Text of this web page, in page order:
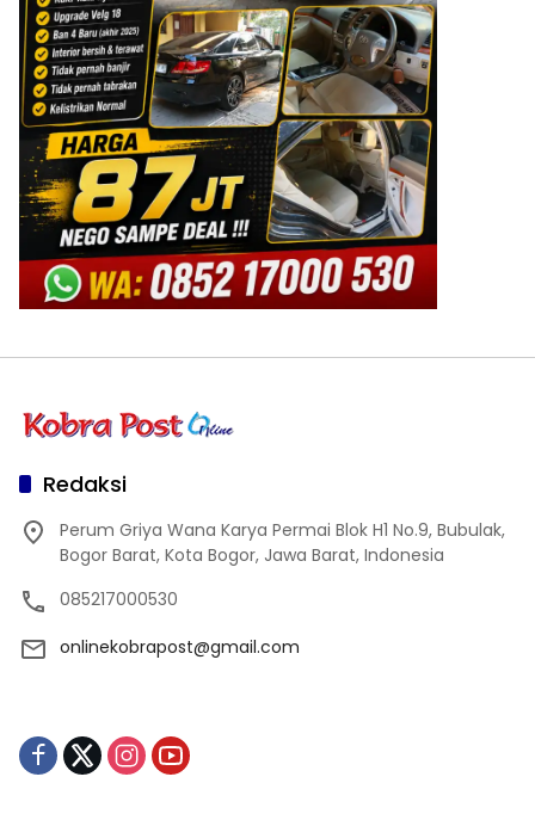
Redaksi
Perum Griya Wana Karya Permai Blok H1 No.9, Bubulak,
Bogor Barat, Kota Bogor, Jawa Barat, Indonesia
085217000530
onlinekobrapost@gmail.com